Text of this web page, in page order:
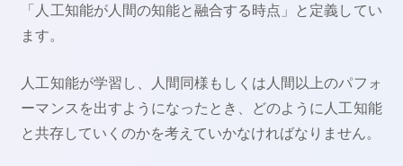
「人工知能が人間の知能と融合する時点」と定義してい
ます。
人工知能が学習し、人間同様もしくは人間以上のパフォ
ーマンスを出すようになったとき、どのように人工知能
と共存していくのかを考えていかなければなりません。